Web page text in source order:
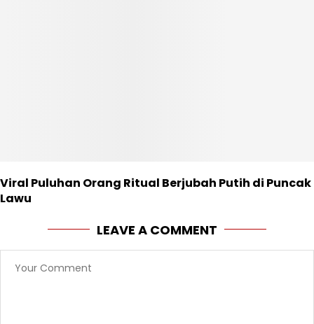
Viral Puluhan Orang Ritual Berjubah Putih di Puncak
Lawu
LEAVE A COMMENT